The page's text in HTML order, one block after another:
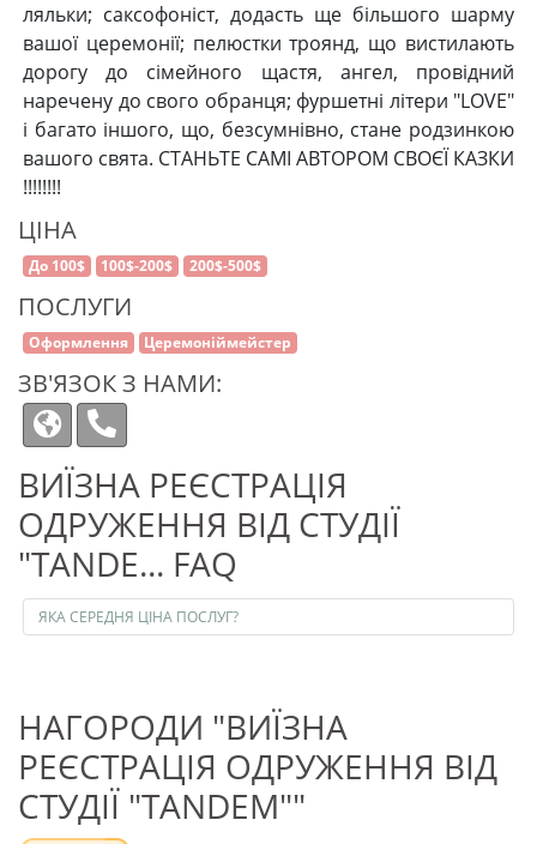
ляльки; саксофоніст, додасть ще більшого шарму
вашої церемонії; пелюстки троянд, що вистилають
дорогу до сімейного щастя, ангел, провідний
наречену до свого обранця; фуршетні літери "LOVE"
і багато іншого, що, безсумнівно, стане родзинкою
вашого свята. СТАНЬТЕ САМІ АВТОРОМ СВОЄЇ КАЗКИ
!!!!!!!!
ЦІНА
До 100$ 100$-200$ 200$-500$
ПОСЛУГИ
Оформлення Церемоніймейстер
ЗВ'ЯЗОК З НАМИ:
ВИЇЗНА РЕЄСТРАЦІЯ
ОДРУЖЕННЯ ВІД СТУДІЇ
"TANDE... FAQ
ЯКА СЕРЕДНЯ ЦІНА ПОСЛУГ?
НАГОРОДИ "ВИЇЗНА
РЕЄСТРАЦІЯ ОДРУЖЕННЯ ВІД
СТУДІЇ "TANDEM""